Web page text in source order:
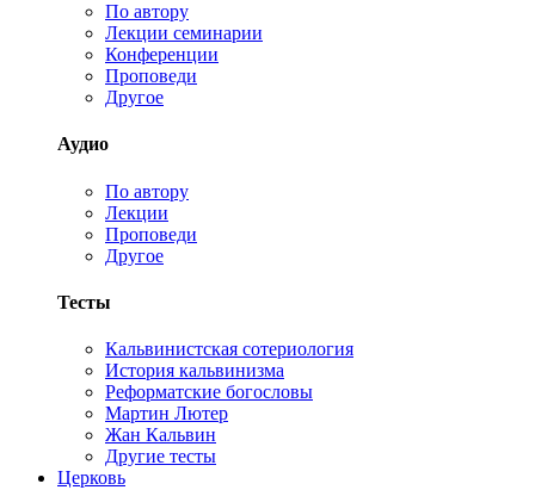
По автору
Лекции семинарии
Конференции
Проповеди
Другое
Аудио
По автору
Лекции
Проповеди
Другое
Тесты
Кальвинистская сотериология
История кальвинизма
Реформатские богословы
Мартин Лютер
Жан Кальвин
Другие тесты
Церковь